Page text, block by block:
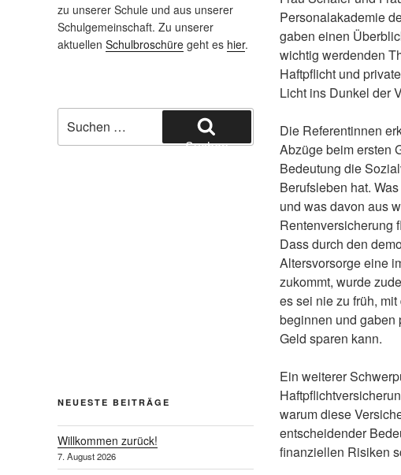
Personalakademie
gaben einen
wichtig werdenden
Haftpflicht und
Licht ins Dunkel der
Die Referentinnen
Abzüge beim ersten
Bedeutung die
Berufsleben hat.
und was davon aus
Rentenversicherung
Dass durch den
Altersvorsorge eine
zukommt, wurde
es sei nie zu früh,
beginnen und gaben
Geld sparen kann.
Ein weiterer
warum diese
entscheidender
finanziellen Risiken
zu unserer Schule und aus unserer
Schulgemeinschaft. Zu unserer
aktuellen Schulbroschüre geht es hier.
nach:
Suchen
NEUESTE BEITRÄGE
Willkommen zurück!
7. August 2026